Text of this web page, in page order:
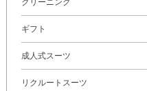
クリーニング
ギフト
成人式スーツ
リクルートスーツ